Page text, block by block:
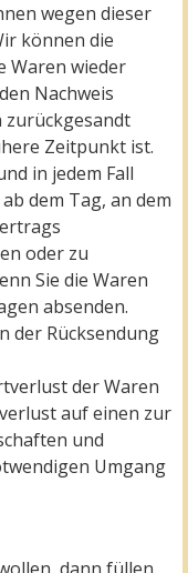
wegen dieser
können die
Waren wieder
Nachweis
zurückgesandt
Zeitpunkt ist.
in jedem Fall
dem Tag, an dem
oder zu
Sie die Waren
absenden.
der Rücksendung
der Waren
auf einen zur
und
Umgang